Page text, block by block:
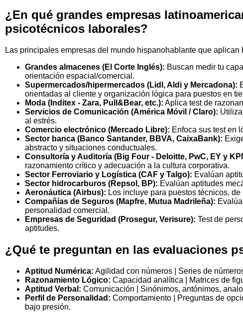
¿En qué grandes empresas
psicotécnicos laborales?
Las principales empresas del mundo hispanohablante que
Grandes almacenes (El Corte Inglés): Buscan medir tu
orientación espacial/comercial.
Supermercados/hipermercados (Lidl, Aldi y Mercadona):
orientadas al cliente y organización lógica para puestos en
Moda (Inditex - Zara, Pull&Bear, etc.): Aplica test de
Servicios de Comunicación (América Móvil / Claro):
al estrés.
Comercio electrónico (Mercado Libre): Enfoca sus test en
Sector banca (Banco Santander, BBVA, CaixaBank):
abstracto y situaciones conductuales.
Consultoría y Auditoría (Big Four - Deloitte, PwC, EY y
razonamiento crítico y adecuación a la cultura corporativa.
Sector Ferroviario y Logística (CAF y Talgo): Evalúan
Sector hidrocarburos (Repsol, BP): Evalúan aptitudes
Aeronáutica (Airbus): Los incluye para puestos técnicos,
Compañías de Seguros (Mapfre, Mutua Madrileña):
personalidad comercial.
Empresas de Seguridad (Prosegur, Verisure): Test de
aptitudes.
¿Qué te preguntan en las evaluaciones
Aptitud Numérica: Agilidad con números | Series de
Razonamiento Lógico: Capacidad analítica | Matrices de
Aptitud Verbal: Comunicación | Sinónimos, antónimos,
Perfil de Personalidad: Comportamiento | Preguntas de
bajo presión.